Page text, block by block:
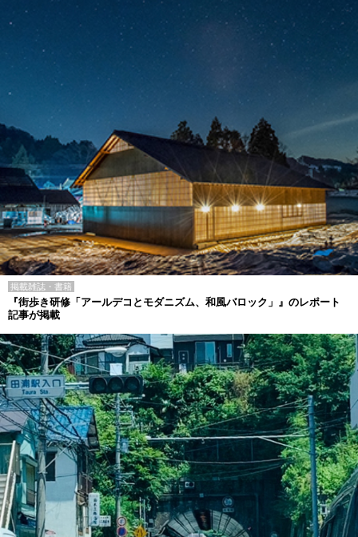
掲載雑誌・書籍
『街歩き研修「アールデコとモダニズム、和風バロック」』のレポート
記事が掲載